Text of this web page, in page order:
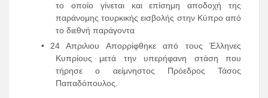
το οποίο γίνεται και επίσημη αποδοχή της
παράνομης τουρκικής εισβολής στην Κύπρο από
το διεθνή παράγοντα
•
24 Απριλιου Απορρίφθηκε από τους Έλληνες
Κυπρίους μετά την υπερήφανη στάση που
τήρησε ο αείμνηστος Πρόεδρος Τάσος
Παπαδόπουλος.